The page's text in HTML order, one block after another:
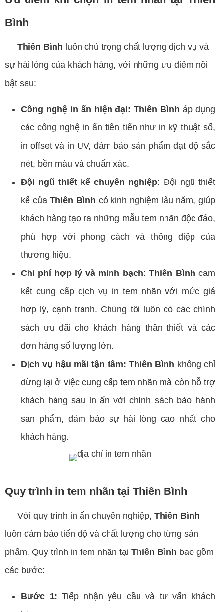
Bình
Thiên Bình luôn chú trọng chất lượng dịch vụ và
sự hài lòng của khách hàng, với những ưu điểm nổi
bật sau:
Công nghệ in ấn hiện đại: Thiên Bình áp dụng
các công nghệ in ấn tiên tiến như in kỹ thuật số,
in offset và in UV, đảm bảo sản phẩm đạt độ sắc
nét, bền màu và chuẩn xác.
Đội ngũ thiết kế chuyên nghiệp: Đội ngũ thiết
kế củaThiên Bình có kinh nghiệm lâu năm, giúp
khách hàng tạo ra những mẫu tem nhãn độc đáo,
phù hợp với phong cách và thông điệp của
thương hiệu.
Chi phí hợp lý và minh bạch:Thiên Bình cam
kết cung cấp dịch vụ in tem nhãn với mức giá
hợp lý, cạnh tranh. Chúng tôi luôn có các chính
sách ưu đãi cho khách hàng thân thiết và các
đơn hàng số lượng lớn.
Dịch vụ hậu mãi tận tâm: Thiên Bình không chỉ
dừng lại ở việc cung cấp tem nhãn mà còn hỗ trợ
khách hàng sau in ấn với chính sách bảo hành
sản phẩm, đảm bảo sự hài lòng cao nhất cho
khách hàng.
Quy trình in tem nhãn tại Thiên Bình
Với quy trình in ấn chuyên nghiệp, Thiên Bình
luôn đảm bảo tiến độ và chất lượng cho từng sản
phẩm. Quy trình in tem nhãn tại Thiên Bình bao gồm
các bước:
Bước 1: Tiếp nhận yêu cầu và tư vấn khách